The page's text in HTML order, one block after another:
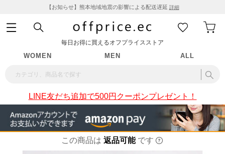
【お知らせ】熊本地域地震の影響による配送遅延 詳細
毎日お得に買えるオフプライスストア
WOMEN MEN ALL
LINE友だち追加で500円クーポンプレゼント！
この商品は 返品可能 です